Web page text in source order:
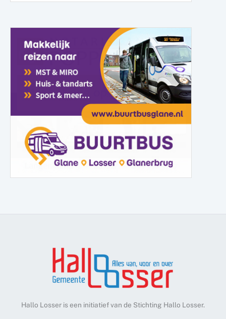
Hallo Losser is een initiatief van de Stichting Hallo Losser.